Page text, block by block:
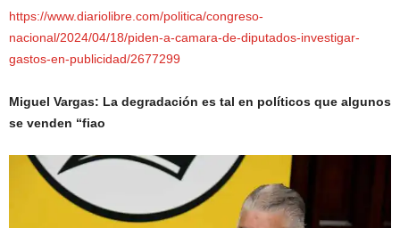
https://www.diariolibre.com/politica/congreso-
nacional/2024/04/18/piden-a-camara-de-diputados-investigar-
gastos-en-publicidad/2677299
Miguel Vargas: La degradación es tal en políticos que algunos
se venden “fiao